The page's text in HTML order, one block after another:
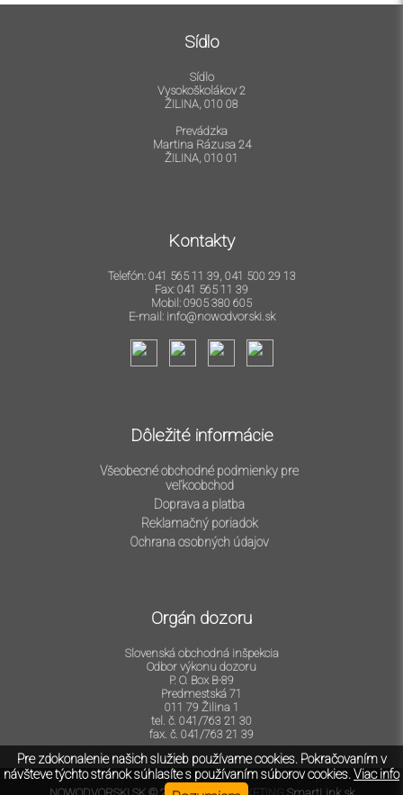
Pre zdokonalenie našich služieb používame cookies. Pokračovaním v
návšteve týchto stránok súhlasíte s používaním súborov cookies.Viac info
Sídlo
Sídlo
Vysokoškolákov 2
ŽILINA, 010 08
Prevádzka
Martina Rázusa 24
ŽILINA, 010 01
Kontakty
Telefón: 041 565 11 39, 041 500 29 13
Fax: 041 565 11 39
Mobil: 0905 380 605
E-mail: info@nowodvorski.sk
Dôležité informácie
Všeobecné obchodné podmienky pre
veľkoobchod
Doprava a platba
Reklamačný poriadok
Ochrana osobných údajov
Orgán dozoru
Slovenská obchodná inšpekcia
Odbor výkonu dozoru
P. O. Box B-89
Predmestská 71
011 79 Žilina 1
tel. č. 041/763 21 30
fax. č. 041/763 21 39